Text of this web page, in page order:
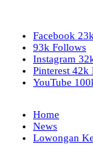
Facebook 23k
93k Follows
Instagram
Pinterest 42k
YouTube
Home
News
Lowongan